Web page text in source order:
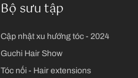
Bộ sưu tập
Cập nhật xu hướng tóc - 2024
Guchi Hair Show
Tóc nối - Hair extensions